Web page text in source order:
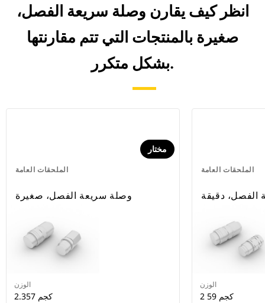
انظر كيف يقارن وصلة سريعة الفصل،
صغيرة بالمنتجات التي تتم مقارنتها
بشكل متكرر.
الملحقات العامة
مختار
وصلة سريعة الفصل، صغيرة
الوزن
2.357 كجم
الملحقات العامة
دقيقة
الوزن
2 59 كجم